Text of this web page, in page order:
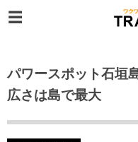
パワースポット石垣
広さは島で最大